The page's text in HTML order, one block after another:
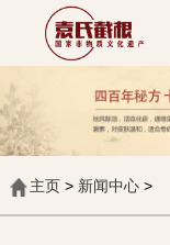
主页> 新闻中心>